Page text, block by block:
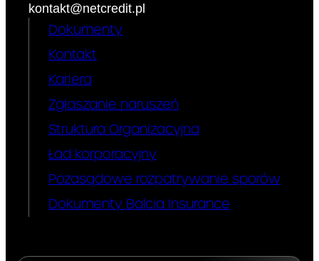
kontakt@netcredit.pl
Dokumenty
Kontakt
Kariera
Zgłaszanie naruszeń
Struktura Organizacyjna
Ład korporacyjny
Pozasądowe rozpatrywanie sporów
Dokumenty Balcia Insurance